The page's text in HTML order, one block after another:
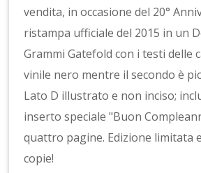
vendita, in occasione del 20°
ristampa ufficiale del 2015 in un
Grammi Gatefold con i testi delle
vinile nero mentre il secondo è
Lato D illustrato e non inciso;
inserto speciale "Buon
quattro pagine. Edizione limitata
copie!